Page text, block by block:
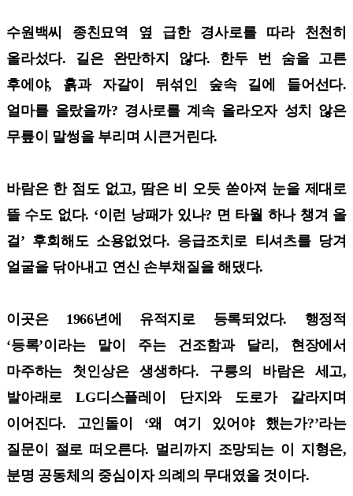
수원백씨 종친묘역 옆 급한 경사로를 따라 천천히
올라섰다. 길은 완만하지 않다. 한두 번 숨을 고른
후에야, 흙과 자갈이 뒤섞인 숲속 길에 들어선다.
얼마를 올랐을까? 경사로를 계속 올라오자 성치 않은
무릎이 말썽을 부리며 시큰거린다.
바람은 한 점도 없고, 땀은 비 오듯 쏟아져 눈을 제대로
뜰 수도 없다. ‘이런 낭패가 있나? 면 타월 하나 챙겨 올
걸’ 후회해도 소용없었다. 응급조치로 티셔츠를 당겨
얼굴을 닦아내고 연신 손부채질을 해댔다.
이곳은 1966년에 유적지로 등록되었다. 행정적
‘등록’이라는 말이 주는 건조함과 달리, 현장에서
마주하는 첫인상은 생생하다. 구릉의 바람은 세고,
발아래로 LG디스플레이 단지와 도로가 갈라지며
이어진다. 고인돌이 ‘왜 여기 있어야 했는가?’라는
질문이 절로 떠오른다. 멀리까지 조망되는 이 지형은,
분명 공동체의 중심이자 의례의 무대였을 것이다.